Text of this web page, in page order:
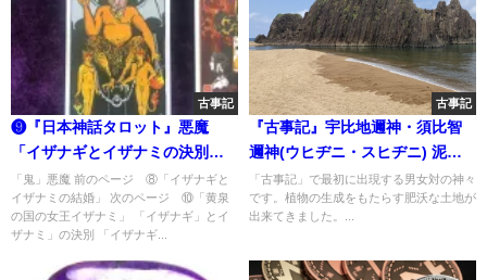
古事記
❾『日本神話タロット』悪魔
「イザナギとイザナミの決別・
カグツチ」
「鬼」悪魔 前のページ ⑧「イザナギと
イザナミの結婚」 次のページ ⑩「黄泉
の国の女王イザナミ」 「イザナギ」とイ
ザナミ」の決別 「イザナギ...
古事記
『古事記』宇比地邇神・須比智
邇神(ウヒヂニ・スヒヂニ) 泥や
砂の神
「古事記」で最初に出現する男女対の神々
です。植物の生成をもたらす肥沃な土地が
出来てきました。...